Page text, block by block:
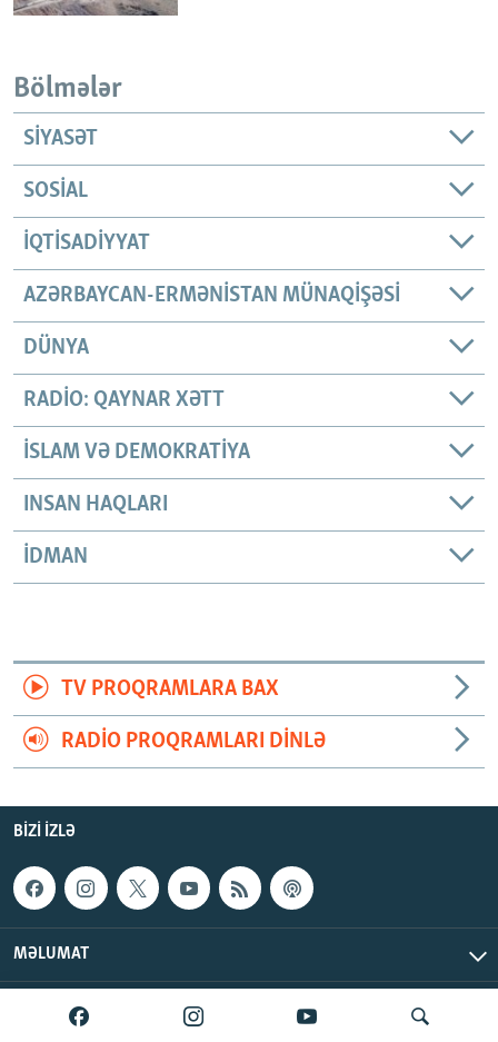
Bölmələr
SIYASƏT
SOSIAL
İQTISADIYYAT
AZƏRBAYCAN-ERMƏNISTAN MÜNAQIŞƏSI
DÜNYA
RADIO: QAYNAR XƏTT
İSLAM VƏ DEMOKRATIYA
INSAN HAQLARI
İDMAN
TV PROQRAMLARA BAX
RADIO PROQRAMLARI DINLƏ
BIZI IZLƏ
MƏLUMAT
AzadlıqRadiosu © 2026 Inc. | Bütün hüquqlar qorunur